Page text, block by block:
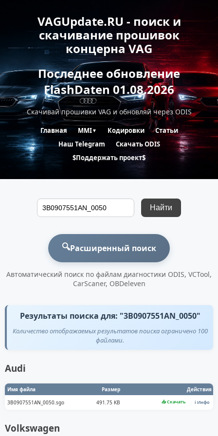
VAGUpdate.RU - поиск и
скачивание прошивок
концерна VAG
Последнее обновление
FlashDaten 01.08.2026
Скачивай прошивки VAG и обновляй через ODIS
Главная MMI▼ Кодировки
Статьи
Наш Telegram
Скачать ODIS
$Поддержать проект$
Найти
🔍Расширенный поиск
Автоматический поиск по файлам диагностики ODIS, VCTool,
CarScaner, OBDeleven
Результаты поиска для: "3B0907551AN_0050"
Количество отображаемых результатов поиска ограничено 100
файлами.
Audi
Имя файла Размер
Действия
3B0907551AN_0050.sgo
491.75 KB 📥 Скачать ℹ️ Инфо
Volkswagen